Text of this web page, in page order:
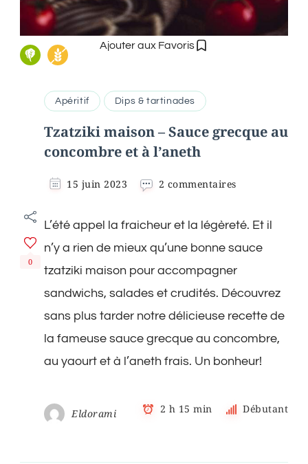
Ajouter aux Favoris
Apéritif Dips & tartinades
Tzatziki maison – Sauce grecque au
concombre et à l’aneth
15 juin 2023 2 commentairessur
–
grecque
au
et
à
0
L’été appel la fraicheur et la légèreté. Et il
n’y a rien de mieux qu’une bonne sauce
tzatziki maison pour accompagner
sandwichs, salades et crudités. Découvrez
sans plus tarder notre délicieuse recette de
la fameuse sauce grecque au concombre,
au yaourt et à l’aneth frais. Un bonheur!
Eldorami 2 h 15 min Débutant